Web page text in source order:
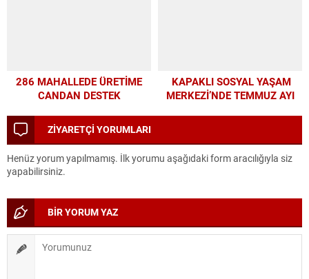
286 MAHALLEDE ÜRETİME
CANDAN DESTEK
KAPAKLI SOSYAL YAŞAM
MERKEZİ’NDE TEMMUZ AYI
ZİYARETÇİ YORUMLARI
Henüz yorum yapılmamış. İlk yorumu aşağıdaki form aracılığıyla siz
yapabilirsiniz.
BİR YORUM YAZ